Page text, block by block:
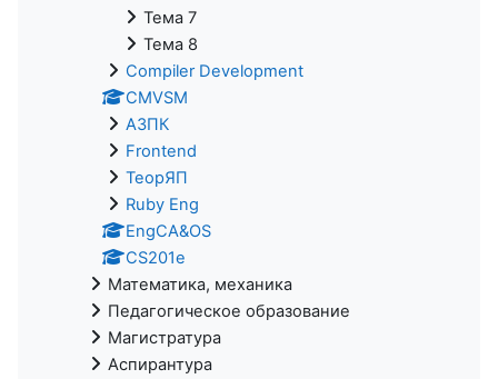
Тема 7
Тема 8
Compiler Development
CMVSM
АЗПК
Frontend
ТеорЯП
Ruby Eng
EngCA&OS
CS201e
Математика, механика
Педагогическое образование
Магистратура
Аспирантура